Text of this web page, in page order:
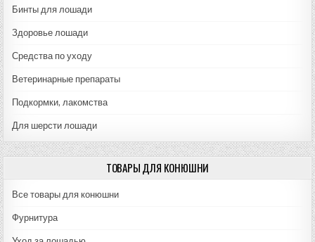
Бинты для лошади
Здоровье лошади
Средства по уходу
Ветеринарные препараты
Подкормки, лакомства
Для шерсти лошади
ТОВАРЫ ДЛЯ КОНЮШНИ
Все товары для конюшни
Фурнитура